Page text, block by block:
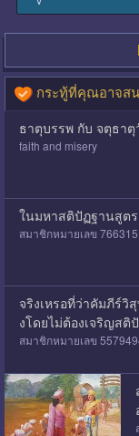
กระทู้ที่คุณอาจส
ธาตุบรรพ กับ จตุธาตุ
faith and misery
ในมหาสติปัฏฐานสูตร
สมาชิกหมายเลข 766315
จริงเหรอที่ว่าคัมภีร์
งโดยไม่ต้องเจริญส
สมาชิกหมายเลข